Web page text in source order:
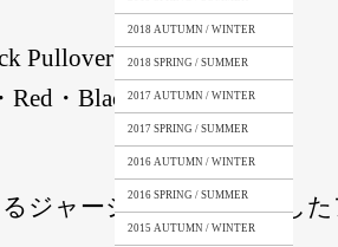
2018 AUTUMN / WINTER
2018 SPRING / SUMMER
2017 AUTUMN / WINTER
2017 SPRING / SUMMER
2016 AUTUMN / WINTER
2016 SPRING / SUMMER
2015 AUTUMN / WINTER
Pullover
Red・Black
ジャージー生地を使用し